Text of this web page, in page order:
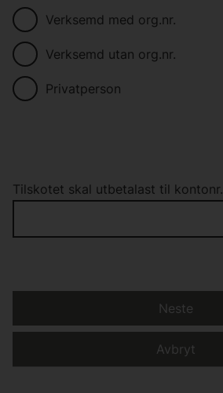
Verksemd med org.nr.
Verksemd utan org.nr.
Privatperson
Tilskotet skal utbetalast til kontonr.
Avbryt
Neste